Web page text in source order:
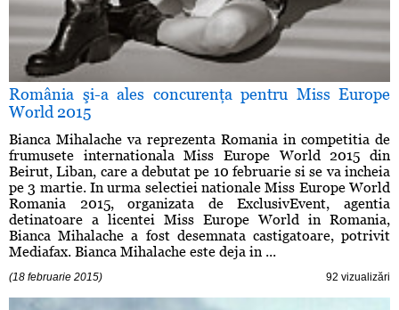
România şi-a ales concurenţa pentru Miss Europe
World 2015
Bianca Mihalache va reprezenta Romania in competitia de
frumusete internationala Miss Europe World 2015 din
Beirut, Liban, care a debutat pe 10 februarie si se va incheia
pe 3 martie. In urma selectiei nationale Miss Europe World
Romania 2015, organizata de ExclusivEvent, agentia
detinatoare a licentei Miss Europe World in Romania,
Bianca Mihalache a fost desemnata castigatoare, potrivit
Mediafax. Bianca Mihalache este deja in ...
(18 februarie 2015) 92 vizualizări